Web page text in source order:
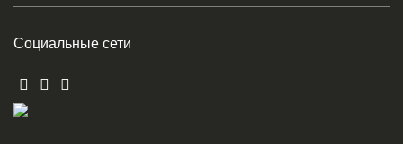
Социальные сети